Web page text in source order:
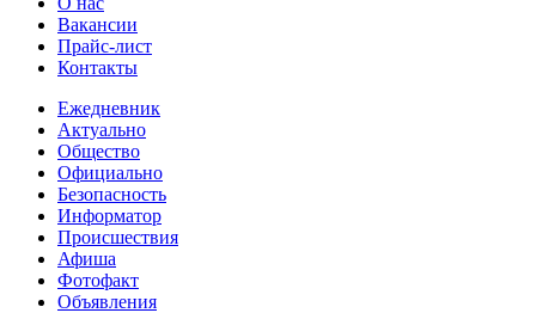
Вакансии
Прайс-лист
Контакты
Ежедневник
Актуально
Общество
Официально
Безопасность
Информатор
Происшествия
Афиша
Фотофакт
Объявления